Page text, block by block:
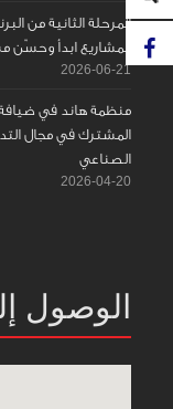
المرحلة الثانية من
المشاريع ابدأ وحسّن
2026-06-21
منظمة هاند في
المشترك في مجال
الصناعي
2026-04-20
الوصول